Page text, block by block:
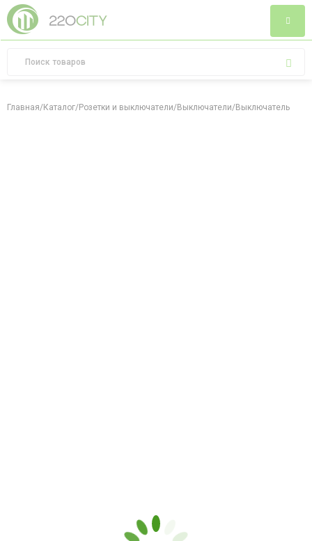
Главная/Каталог/Розетки и выключатели/Выключатели/Выключатель